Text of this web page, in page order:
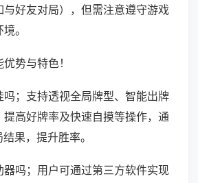
与好友对局），但需注意遵守游戏
。
势与特色！
；支持透视全局牌型、智能出牌
提高好牌率及快速自摸等操作，通
果，提升胜率。
器吗；用户可通过第三方软件实现